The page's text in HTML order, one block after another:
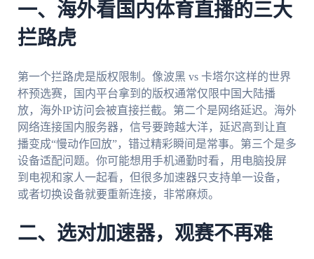
一、海外看国内体育直播的三大
拦路虎
第一个拦路虎是版权限制。像波黑 vs 卡塔尔这样的世界
杯预选赛，国内平台拿到的版权通常仅限中国大陆播
放，海外IP访问会被直接拦截。第二个是网络延迟。海外
网络连接国内服务器，信号要跨越大洋，延迟高到让直
播变成“慢动作回放”，错过精彩瞬间是常事。第三个是多
设备适配问题。你可能想用手机通勤时看，用电脑投屏
到电视和家人一起看，但很多加速器只支持单一设备，
或者切换设备就要重新连接，非常麻烦。
二、选对加速器，观赛不再难